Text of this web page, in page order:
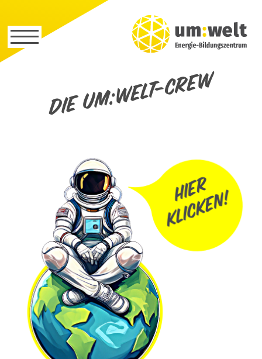
Die um:welt-Crew